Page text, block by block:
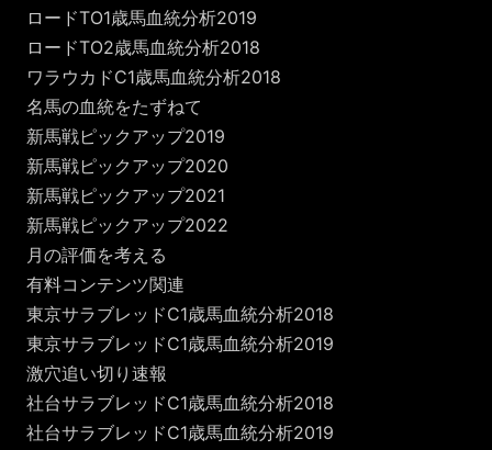
ロードTO1歳馬血統分析2019
ロードTO2歳馬血統分析2018
ワラウカドC1歳馬血統分析2018
名馬の血統をたずねて
新馬戦ピックアップ2019
新馬戦ピックアップ2020
新馬戦ピックアップ2021
新馬戦ピックアップ2022
月の評価を考える
有料コンテンツ関連
東京サラブレッドC1歳馬血統分析2018
東京サラブレッドC1歳馬血統分析2019
激穴追い切り速報
社台サラブレッドC1歳馬血統分析2018
社台サラブレッドC1歳馬血統分析2019